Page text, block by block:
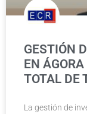
GESTIÓN
EN
TOTAL DE
La gestión de